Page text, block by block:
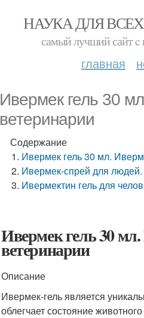
НАУКА ДЛЯ
самый лучший сайт c
главная
Ивермек гель 30
ветеринарии
Содержание
Ивермек гель 30 мл.
Ивермек-спрей для
Ивермектин гель для
Ивермек гель 30
ветеринарии
Описание
Ивермек-гель является
облегчает состояние